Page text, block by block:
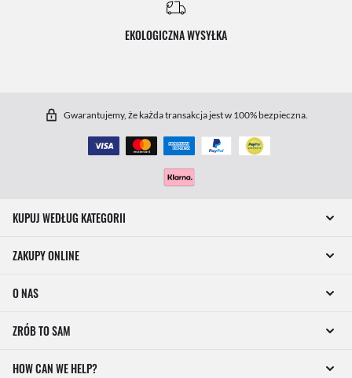
EKOLOGICZNA WYSYŁKA
Gwarantujemy, że każda transakcja jest w 100% bezpieczna.
KUPUJ WEDŁUG KATEGORII
ZAKUPY ONLINE
O NAS
ZRÓB TO SAM
HOW CAN WE HELP?